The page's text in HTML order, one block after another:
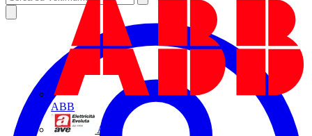
ABB
AVE